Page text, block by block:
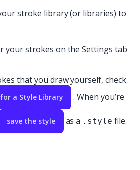
stroke library (or libraries) to
your strokes on the Settings tab
that you draw yourself, check
a Style Library . When you’re
save the style as a .style file.